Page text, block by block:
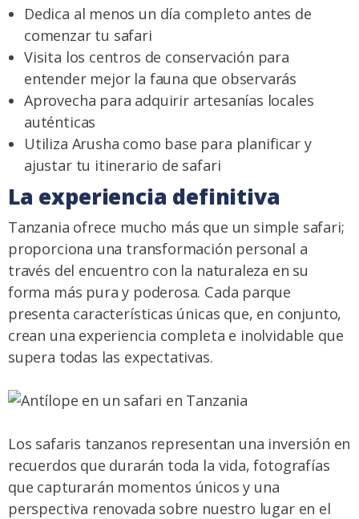
Dedica al menos un día completo antes de
comenzar tu safari
Visita los centros de conservación para
entender mejor la fauna que observarás
Aprovecha para adquirir artesanías locales
auténticas
Utiliza Arusha como base para planificar y
ajustar tu itinerario de safari
La experiencia definitiva
Tanzania ofrece mucho más que un simple safari;
proporciona una transformación personal a
través del encuentro con la naturaleza en su
forma más pura y poderosa. Cada parque
presenta características únicas que, en conjunto,
crean una experiencia completa e inolvidable que
supera todas las expectativas.
Los safaris tanzanos representan una inversión en
recuerdos que durarán toda la vida, fotografías
que capturarán momentos únicos y una
perspectiva renovada sobre nuestro lugar en el